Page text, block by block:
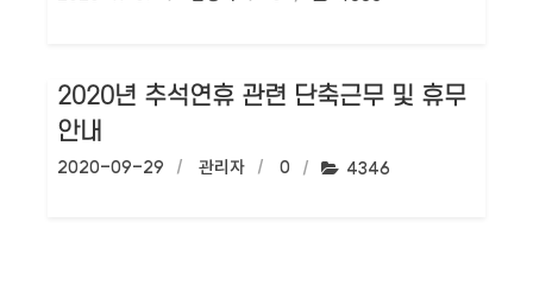
2020년 추석연휴 관련 단축근무 및 휴무
안내
작성일:
2020-09-29 작성자:
관리자 댓글수:
0 조회수:
4346